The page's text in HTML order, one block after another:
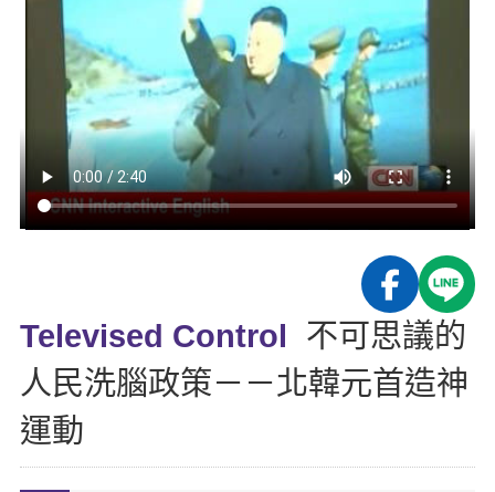
英文會話
商用英文
英文檢定
TOEIC 多益課程
IELTS 雅思課程
能力養成
自然發音
開口溜英文
旅遊英文
基礎字彙
情境閱讀
特色課程
英語俱樂部
ECAM
Let's Talk
日語
韓語
西班牙語
更多
一對一家教
企業訓練
免費資源
英文部落格
多益秒學堂
影音學英文
師資團隊
學習分享
學員故事
活動花絮
校園贊助
Recruiting
Televised Control
不可思議的
人民洗腦政策－－北韓元首造神
運動